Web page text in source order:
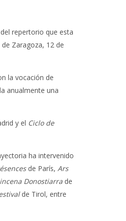
repertorio que esta
Zaragoza, 12 de
la vocación de
anualmente una
y el Ciclo de
ha intervenido
de París, Ars
Donostiarra de
de Tirol, entre